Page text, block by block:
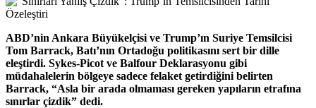
ABD’nin Ankara Büyükelçisi ve Trump’ın Suriye Temsilcisi
Tom Barrack, Batı’nın Ortadoğu politikasını sert bir dille
eleştirdi. Sykes-Picot ve Balfour Deklarasyonu gibi
müdahalelerin bölgeye sadece felaket getirdiğini belirten
Barrack, “Asla bir arada olmaması gereken yapıların etrafına
sınırlar çizdik” dedi.